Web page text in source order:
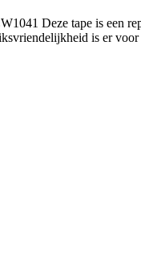
Deze tape is een
is er